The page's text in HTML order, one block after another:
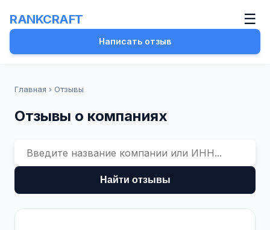
RANKCRAFT ☰
Написать отзыв
Главная › Отзывы
Отзывы о компаниях
Найти отзывы